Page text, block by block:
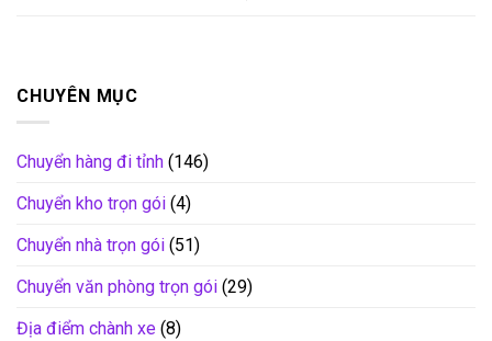
CHUYÊN MỤC
Chuyển hàng đi tỉnh (146)
Chuyển kho trọn gói (4)
Chuyển nhà trọn gói (51)
Chuyển văn phòng trọn gói (29)
Địa điểm chành xe (8)